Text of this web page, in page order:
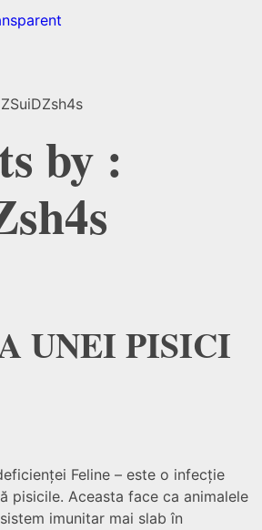
by :
UNEI PISICI
Feline – este o infecție
pisicile. Aceasta face ca animalele
imunitar mai slab în